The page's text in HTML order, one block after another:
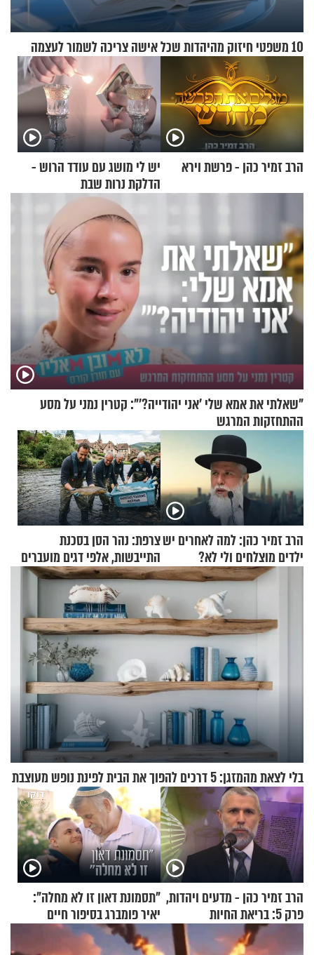
10 משפטי חיזוק מהיהדות שכל אישה צריכה לשמור לעצמה
הרב זמיר כהן - פרשת וירא
יש לי מושג עם עודד הרוש -
הדלקת נרות שבת
"שאלתי את אמא שלי 'אני יהודייה?'": קטרין נמני על מסע
ההתחזקות המרגש
הרב זמיר כהן: למה לאחרים יש
ילדים מוצלחים ולי לא?
צרפת: נהר הסן בסכנת
התייבשות, אלפי דגים מועברים
במבצעי חילוץ
בלי לצאת מהמזגן: 5 דרכים להפוך את הבית לפינת נופש מעוצבת
הרב זמיר כהן - מדעים ויהדות,
פרק 5: בריאת החיות
"תסמונת דאון זו לא מחלה":
יאיר פומברג בסיפור חיים
מעורר השראה